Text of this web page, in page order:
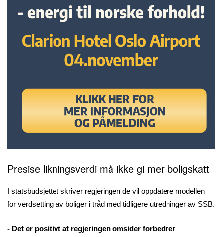
Presise likningsverdi må ikke gi mer boligskatt
I statsbudsjettet skriver regjeringen de vil oppdatere modellen
for verdsetting av boliger i tråd med tidligere utredninger av SSB.
- Det er positivt at regjeringen omsider forbedrer